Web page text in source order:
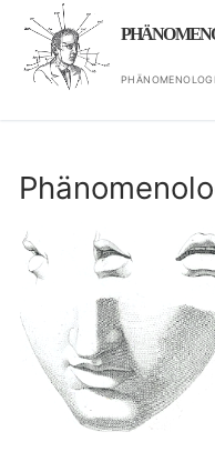
Zum
Inhalt
springen